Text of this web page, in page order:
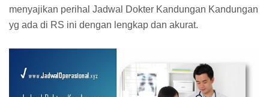
menyajikan perihal Jadwal Dokter Kandungan Kandungan
yg ada di RS ini dengan lengkap dan akurat.